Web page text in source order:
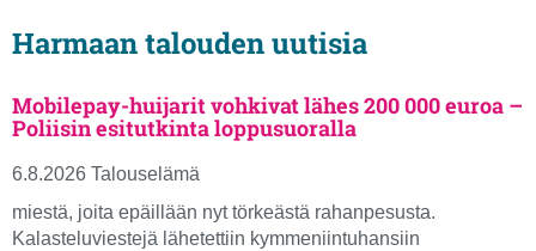
Harmaan talouden uutisia
Mobilepay-huijarit vohkivat lähes 200 000 euroa –
Poliisin esitutkinta loppusuoralla
6.8.2026 Talouselämä
miestä, joita epäillään nyt törkeästä rahanpesusta.
Kalasteluviestejä lähetettiin kymmeniintuhansiin